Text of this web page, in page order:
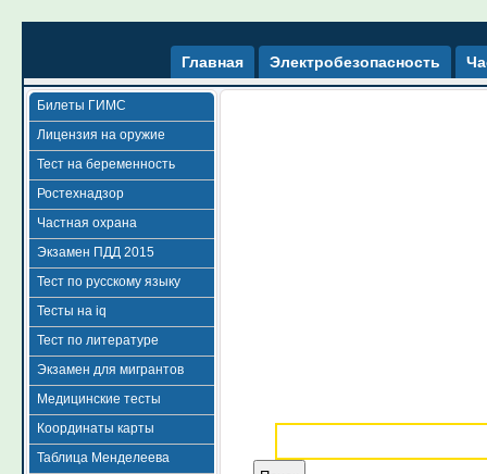
Главная Электробезопасность
Билеты ГИМС
Лицензия на оружие
Тест на беременность
Ростехнадзор
Частная охрана
Экзамен ПДД 2015
Тест по русскому языку
Тесты на iq
Тест по литературе
Экзамен для мигрантов
Медицинские тесты
Координаты карты
Таблица Менделеева